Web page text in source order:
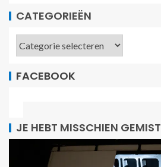
CATEGORIEËN
FACEBOOK
JE HEBT MISSCHIEN GEMIST